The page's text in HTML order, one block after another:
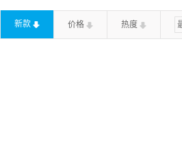
新款 价格 热度